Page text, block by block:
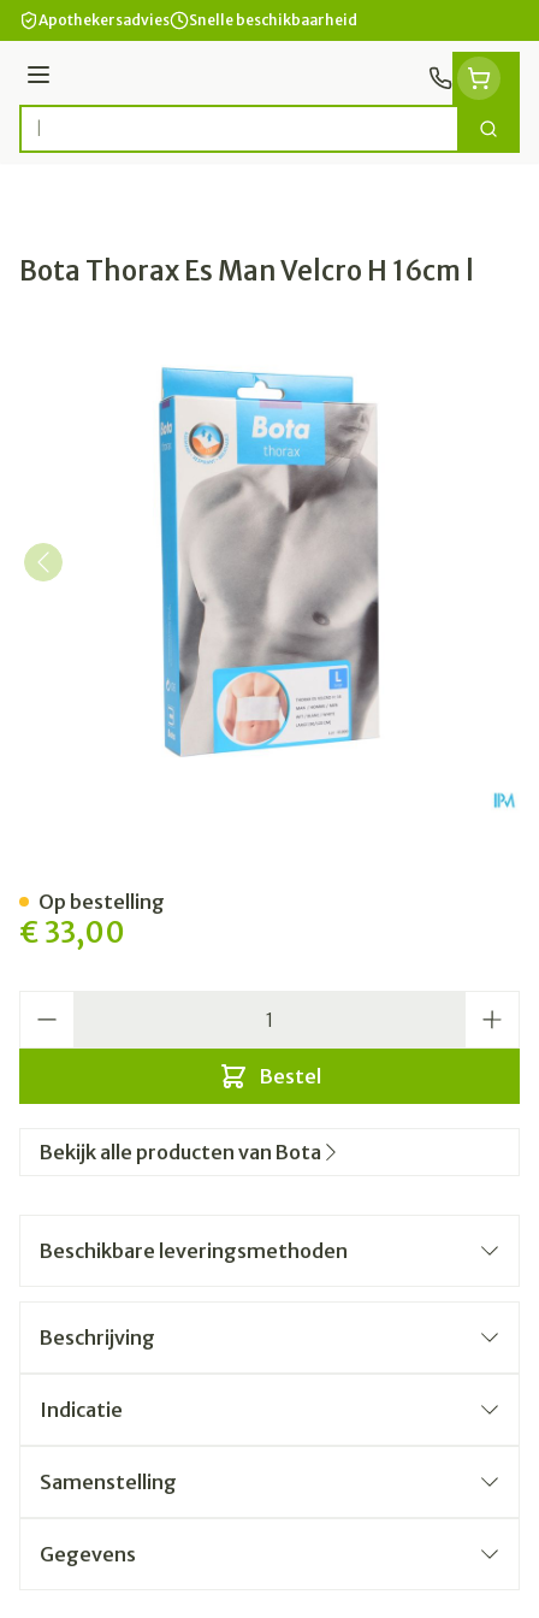
Ga naar de inhoud
Apothekersadvies Snelle beschikbaarheid
Menu
Product, merk, categorie... Zoek
Bota Thorax Es Man Velcro H 16cm l
€ 33,00
Bestel
Op bestelling
Bekijk alle producten van Bota
Beschikbare leveringsmethoden
Beschrijving
Indicatie
Samenstelling
Gegevens